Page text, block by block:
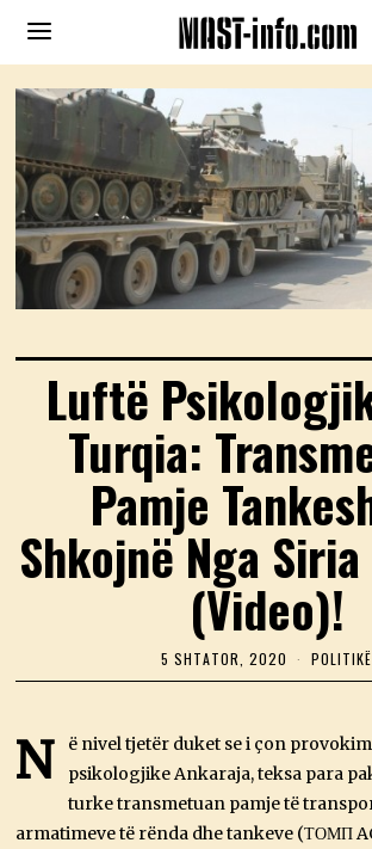
Luftë
Turqia:
Pamje
Shkojnë Nga
(Video)!
5 SHTATOR, 2020
S
T
O
R
,
2
POLITIKË
N
ë nivel tjetër duket se i çon
psikologjike Ankaraja, teksa para
turke transmetuan pamje të
armatimeve të rënda dhe tankeve (ΤΟΜΠ